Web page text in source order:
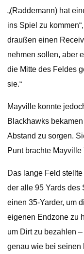
„(Raddemann) hat
ins Spiel zu
draußen einen
nehmen sollen, aber
die Mitte des Feldes
sie.“
Mayville konnte
Blackhawks
Abstand zu sorgen.
Punt brachte
Das lange Feld
der alle 95 Yards des
einen 35-Yarder, um
eigenen Endzone zu
um Dirt zu bezahlen
genau wie bei seinen